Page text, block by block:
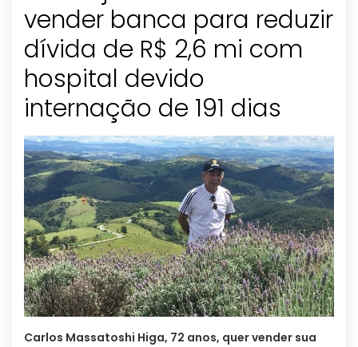
vender banca para reduzir
dívida de R$ 2,6 mi com
hospital devido
internação de 191 dias
Carlos Massatoshi Higa, 72 anos, quer vender sua